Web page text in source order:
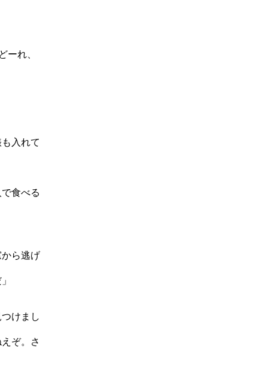
ーれ、
入れて
食べる
ら逃げ
けまし
ぞ。さ